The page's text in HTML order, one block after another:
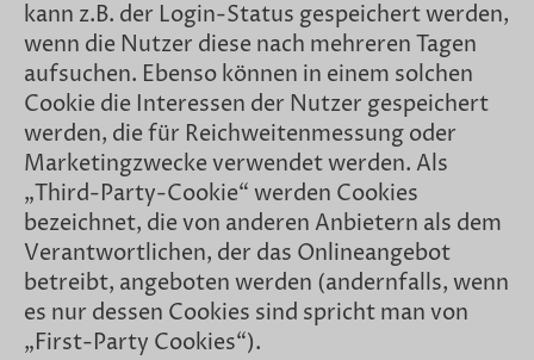
kann z.B. der Login-Status gespeichert werden,
wenn die Nutzer diese nach mehreren Tagen
aufsuchen. Ebenso können in einem solchen
Cookie die Interessen der Nutzer gespeichert
werden, die für Reichweitenmessung oder
Marketingzwecke verwendet werden. Als
„Third-Party-Cookie“ werden Cookies
bezeichnet, die von anderen Anbietern als dem
Verantwortlichen, der das Onlineangebot
betreibt, angeboten werden (andernfalls, wenn
es nur dessen Cookies sind spricht man von
„First-Party Cookies“).